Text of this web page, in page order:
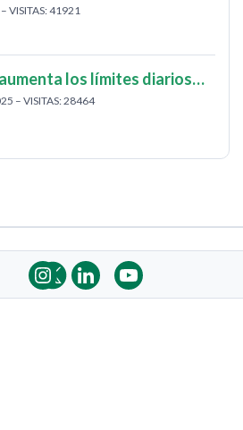
VISITAS: 41921
los límites diarios…
– VISITAS: 28464